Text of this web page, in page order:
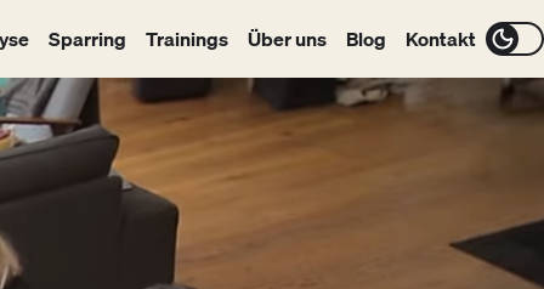
Sparring Trainings Über uns Blog Kontakt